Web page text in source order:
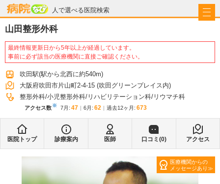
人で選べる医院検索
病院なび
山田整形外科
最終情報更新日から5年以上が経過しています。
事前に必ず該当の医療機関に直接ご確認ください。
吹田駅(駅から北西に約540m)
大阪府吹田市片山町2-4-15 (吹田グリーンプレイス内)
整形外科 小児整形外科 リハビリテーション科 リウマチ科
アクセス数※ 7月 : 47 6月 : 62 過去12ヶ月: 673
医院トップ 診療案内 医師 口コミ(0) アクセス
医療機関からの
メッセージあり